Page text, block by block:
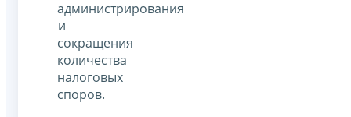
администрирования
и
сокращения
количества
налоговых
споров.